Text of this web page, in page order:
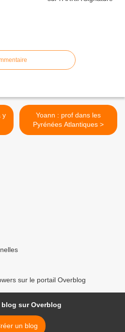
Yoann : prof dans les
Pyrénées Atlantiques >
sur le portail Overblog
blog sur Overblog
un blog